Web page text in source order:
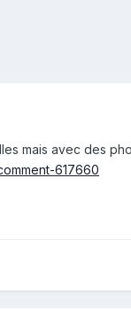
mais avec des
617660